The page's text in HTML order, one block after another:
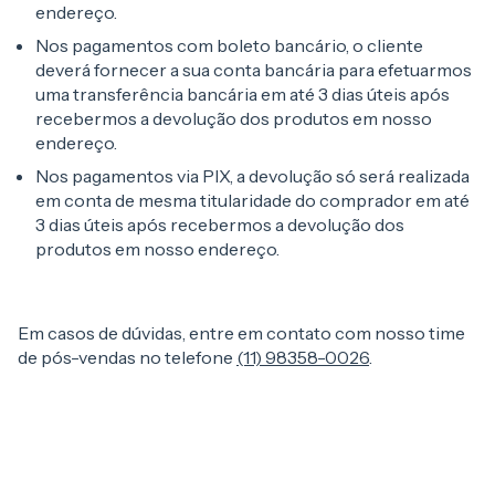
endereço.
Nos pagamentos com boleto bancário, o cliente
deverá fornecer a sua conta bancária para efetuarmos
uma transferência bancária em até 3 dias úteis após
recebermos a devolução dos produtos em nosso
endereço.
Nos pagamentos via PIX, a devolução só será realizada
em conta de mesma titularidade do comprador em até
3 dias úteis após recebermos a devolução dos
produtos em nosso endereço.
Em casos de dúvidas, entre em contato com nosso time
de pós-vendas no telefone (11) 98358-0026.